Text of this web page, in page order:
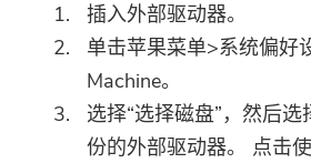
插入外部驱动器。
单击苹果菜单>系统偏好
Machine。
选择“选择磁盘”，然后
份的外部驱动器。 点击使